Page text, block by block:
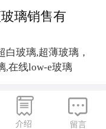
璃销售有
白玻璃,超薄玻璃，
,在线low-e玻璃

介绍

留言